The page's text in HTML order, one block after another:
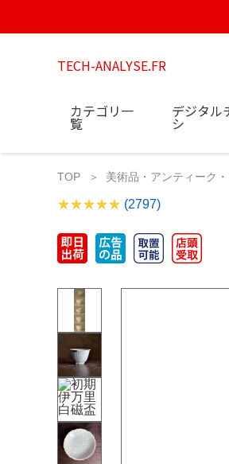
TECH-ANALYSE.FR
カテゴリ一
覧
デジタル
シ
TOP 美術品・アンティーク
(2797)